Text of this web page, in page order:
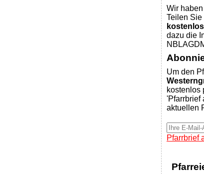
Wir
Teilen Sie
dazu die
Um den
kostenlos
'Pfarrbrief
aktuellen
Pfarrbrief